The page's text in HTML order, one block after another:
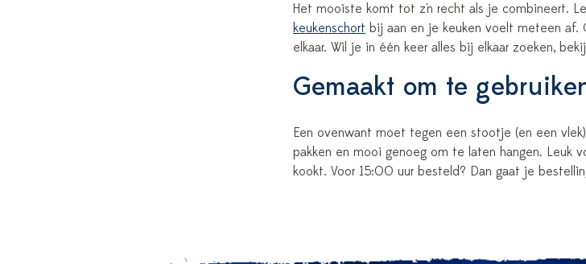
Het mooiste komt tot z'n recht als je combineert.
keukenschort bij aan en je keuken voelt meteen
elkaar. Wil je in één keer alles bij elkaar zoeken,
Gemaakt om te
Een ovenwant moet tegen een stootje (en een
pakken en mooi genoeg om te laten hangen. Leuk
kookt. Voor 15:00 uur besteld? Dan gaat je